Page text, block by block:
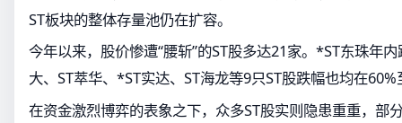
ST板块的整体存量池仍在扩容。
今年以来，股价惨遭“腰斩”的ST股多达21家。*ST东珠年
大、ST萃华、*ST实达、ST海龙等9只ST股跌幅也均在
在资金激烈博弈的表象之下，众多ST股实则隐患重重，部